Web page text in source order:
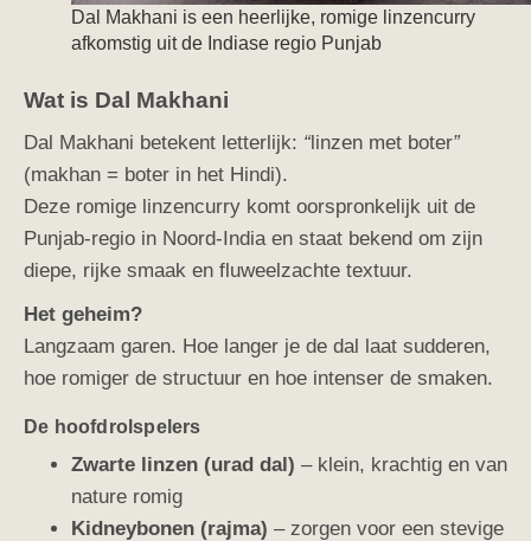
Dal Makhani is een heerlijke, romige linzencurry
afkomstig uit de Indiase regio Punjab
Wat is Dal Makhani
Dal Makhani betekent letterlijk: “linzen met boter”
(makhan = boter in het Hindi).
Deze romige linzencurry komt oorspronkelijk uit de
Punjab-regio in Noord-India en staat bekend om zijn
diepe, rijke smaak en fluweelzachte textuur.
Het geheim?
Langzaam garen. Hoe langer je de dal laat sudderen,
hoe romiger de structuur en hoe intenser de smaken.
De hoofdrolspelers
Zwarte linzen (urad dal) – klein, krachtig en van
nature romig
Kidneybonen (rajma) – zorgen voor een stevige